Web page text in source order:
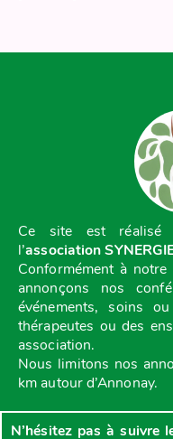
Ce site est réalisé
l’association
Conformément à
annonçons nos
événements, soins
thérapeutes ou des
association.
Nous limitons nos
km autour d’Annonay.
N’hésitez pas à suivre